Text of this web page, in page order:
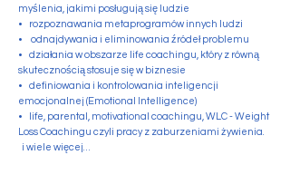
myślenia, jakimi posługują się ludzie
• rozpoznawania metaprogramów innych ludzi
• odnajdywania i eliminowania źródeł problemu
• działania w obszarze life coachingu, który z równą
skutecznością stosuje się w biznesie
• definiowania i kontrolowania inteligencji
emocjonalnej (Emotional Intelligence)
• life, parental, motivational coachingu, WLC - Weight
Loss Coachingu czyli pracy z zaburzeniami żywienia.
i wiele więcej…